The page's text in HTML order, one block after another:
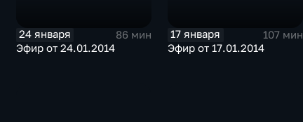
24 января
86 мин
Эфир от 24.01.2014
17 января
107 мин
Эфир от 17.01.2014